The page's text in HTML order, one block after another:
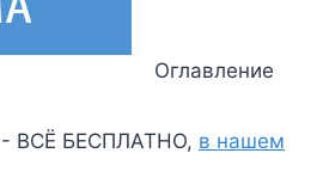
Оглавление
- ВСЁ БЕСПЛАТНО, в нашем